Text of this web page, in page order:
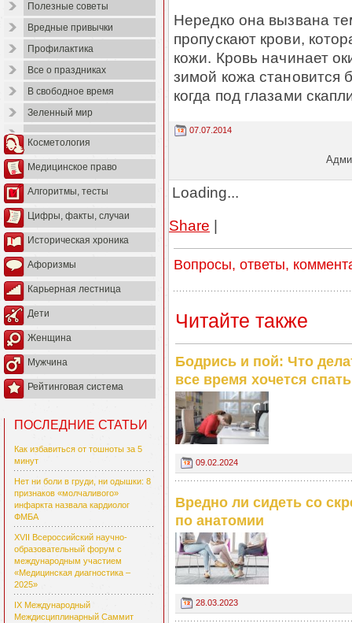
Полезные советы
Вредные привычки
Профилактика
Все о праздниках
В свободное время
Зеленный мир
Косметология
Медицинское право
Алгоритмы, тесты
Цифры, факты, случаи
Историческая хроника
Афоризмы
Карьерная лестница
Дети
Женщина
Мужчина
Рейтинговая система
ПОСЛЕДНИЕ СТАТЬИ
Как избавиться от тошноты за 5
минут
Нет ни боли в груди, ни одышки: 8
признаков «молчаливого»
инфаркта назвала кардиолог
ФМБА
XVII Всероссийский научно-
образовательный форум с
международным участием
«Медицинская диагностика –
2025»
IX Международный
Междисциплинарный Саммит
Нередко она вызвана
пропускают крови,
кожи. Кровь начинает
зимой кожа становится
когда под глазами
07.07.2014
Loading...
Share |
Вопросы, ответы,
Читайте также
Бодрись и пой: Что
все время хочется спать
09.02.2024
Вредно ли сидеть со
по анатомии
28.03.2023